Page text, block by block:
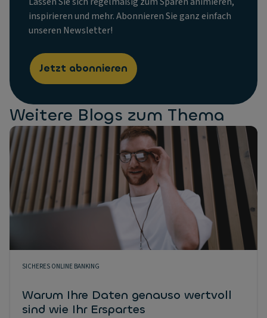
inspirieren und mehr. Abonnieren Sie ganz einfach
unseren Newsletter!
Jetzt abonnieren
Weitere Blogs zum Thema
SICHERES ONLINE BANKING
Warum Ihre Daten genauso wertvoll
sind wie Ihr Erspartes